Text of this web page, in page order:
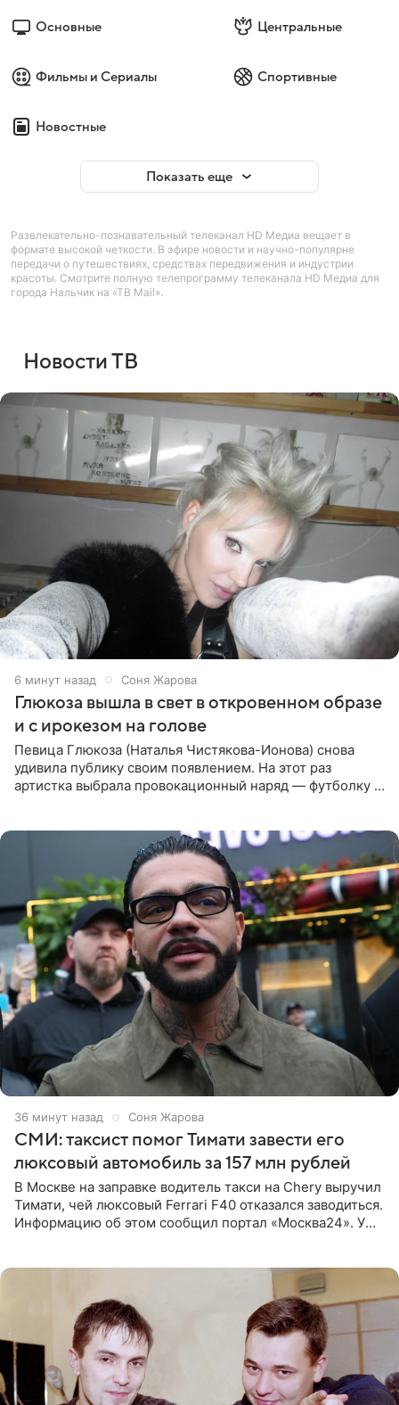
Основные Центральные
Фильмы и Сериалы Спортивные
Новостные
Показать еще
Развлекательно-познавательный телеканал HD Медиа вещает в
формате высокой четкости. В эфире новости и научно-популярне
передачи о путешествиях, средствах передвижения и индустрии
красоты. Смотрите полную телепрограмму телеканала HD Медиа для
города Нальчик на «ТВ Mail».
Новости ТВ
6 минут назад Соня Жарова
Глюкоза вышла в свет в откровенном образе
и с ирокезом на голове
Певица Глюкоза (Наталья Чистякова-Ионова) снова
удивила публику своим появлением. На этот раз
артистка выбрала провокационный наряд — футболку с
36 минут назад Соня Жарова
СМИ: таксист помог Тимати завести его
люксовый автомобиль за 157 млн рублей
В Москве на заправке водитель такси на Chery выручил
Тимати, чей люксовый Ferrari F40 отказался заводиться.
Информацию об этом сообщил портал «Москва24». У